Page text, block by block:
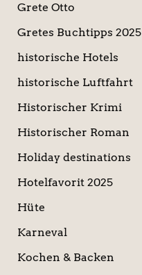
Grete Otto
Gretes Buchtipps 2025
historische Hotels
historische Luftfahrt
Historischer Krimi
Historischer Roman
Holiday destinations
Hotelfavorit 2025
Hüte
Karneval
Kochen & Backen